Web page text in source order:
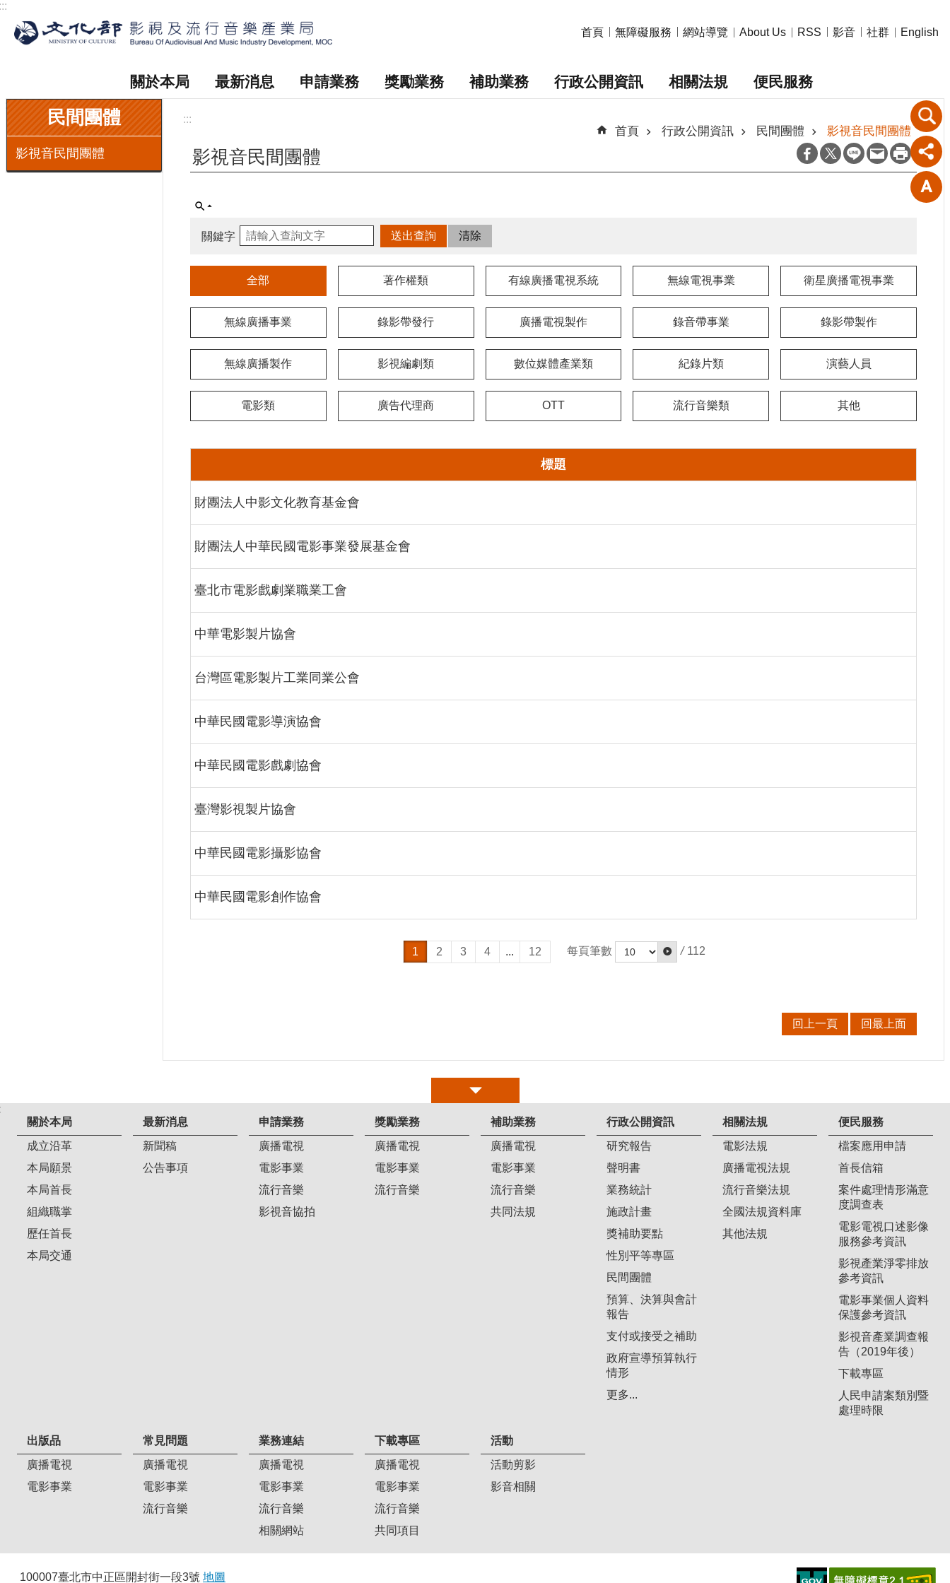
首頁 無障礙服務 網站導覽 About Us RSS 影音 社群 English
關於本局 最新消息 申請業務 獎勵業務 補助業務 行政公開資訊 相關法規 便民服務
:::
民間團體
影視音民間團體
:::
首頁 行政公開資訊 民間團體 影視音民間團體
影視音民間團體
關鍵字
全部 著作權類 有線廣播電視系統 無線電視事業 衛星廣播電視事業
無線廣播事業 錄影帶發行 廣播電視製作 錄音帶事業 錄影帶製作
無線廣播製作 影視編劇類 數位媒體產業類 紀錄片類 演藝人員
電影類 廣告代理商 OTT 流行音樂類 其他
標題
財團法人中影文化教育基金會
財團法人中華民國電影事業發展基金會
臺北市電影戲劇業職業工會
中華電影製片協會
台灣區電影製片工業同業公會
中華民國電影導演協會
中華民國電影戲劇協會
臺灣影視製片協會
中華民國電影攝影協會
中華民國電影創作協會
1 2 3 4 ... 12 每頁筆數 / 112
回上一頁 回最上面
關於本局
成立沿革
本局願景
本局首長
組織職掌
歷任首長
本局交通
最新消息
新聞稿
公告事項
申請業務
廣播電視
電影事業
流行音樂
影視音協拍
獎勵業務
廣播電視
電影事業
流行音樂
補助業務
廣播電視
電影事業
流行音樂
共同法規
行政公開資訊
研究報告
聲明書
業務統計
施政計畫
獎補助要點
性別平等專區
民間團體
預算、決算與會計
報告
支付或接受之補助
政府宣導預算執行
情形
更多...
相關法規
電影法規
廣播電視法規
流行音樂法規
全國法規資料庫
其他法規
便民服務
檔案應用申請
首長信箱
案件處理情形滿意
度調查表
電影電視口述影像
服務參考資訊
影視產業淨零排放
參考資訊
電影事業個人資料
保護參考資訊
影視音產業調查報
告（2019年後）
下載專區
人民申請案類別暨
處理時限
出版品
廣播電視
電影事業
常見問題
廣播電視
電影事業
流行音樂
業務連結
廣播電視
電影事業
流行音樂
相關網站
下載專區
廣播電視
電影事業
流行音樂
共同項目
活動
活動剪影
影音相關
100007臺北市中正區開封街一段3號 地圖